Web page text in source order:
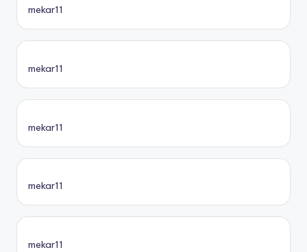
mekar11
mekar11
mekar11
mekar11
mekar11